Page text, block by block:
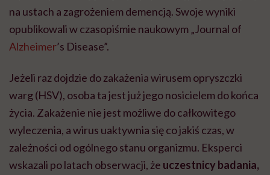
na ustach a zagrożeniem demencją. Swoje wyniki
opublikowali w czasopiśmie naukowym „Journal of
Alzheimer’s Disease”.
Jeżeli raz dojdzie do zakażenia wirusem opryszczki
warg (HSV), osoba ta jest już jego nosicielem do końca
życia. Zakażenie nie jest możliwe do całkowitego
wyleczenia, a wirus uaktywnia się co jakiś czas, w
zależności od ogólnego stanu organizmu. Eksperci
wskazali po latach obserwacji, że uczestnicy badania,